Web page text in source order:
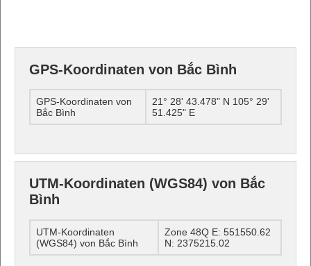
GPS-Koordinaten von Bắc Bình
GPS-Koordinaten von
Bắc Bình
21° 28' 43.478" N 105° 29'
51.425" E
UTM-Koordinaten (WGS84) von Bắc
Bình
UTM-Koordinaten
(WGS84) von Bắc Bình
Zone 48Q E: 551550.62
N: 2375215.02